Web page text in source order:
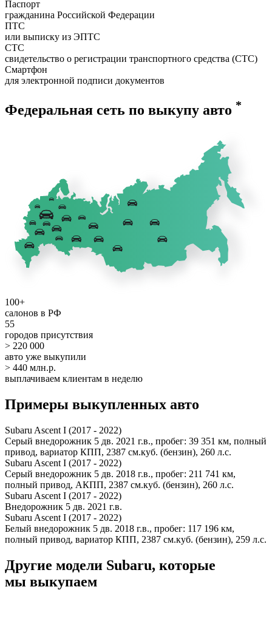
Паспорт
гражданина Российской Федерации
ПТС
или выписку из ЭПТС
СТС
свидетельство о регистрации транспортного средства (СТС)
Смартфон
для электронной подписи документов
Федеральная сеть по выкупу авто *
100+
салонов в РФ
55
городов присутствия
> 220 000
авто уже выкупили
> 440 млн.р.
выплачиваем клиентам в неделю
Примеры выкупленных авто
Subaru Ascent I (2017 - 2022)
Серый внедорожник 5 дв. 2021 г.в., пробег: 39 351 км, полный
привод, вариатор КПП, 2387 см.куб. (бензин), 260 л.с.
Subaru Ascent I (2017 - 2022)
Серый внедорожник 5 дв. 2018 г.в., пробег: 211 741 км,
полный привод, АКПП, 2387 см.куб. (бензин), 260 л.с.
Subaru Ascent I (2017 - 2022)
Внедорожник 5 дв. 2021 г.в.
Subaru Ascent I (2017 - 2022)
Белый внедорожник 5 дв. 2018 г.в., пробег: 117 196 км,
полный привод, вариатор КПП, 2387 см.куб. (бензин), 259 л.с.
Другие модели Subaru, которые
мы выкупаем